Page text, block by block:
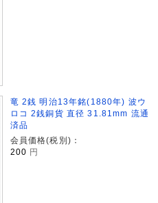
竜 2銭 明治13年銘(1880年) 波ウ
ロコ 2銭銅貨 直径 31.81mm 流通
済品
会員価格(税別)：
200 円